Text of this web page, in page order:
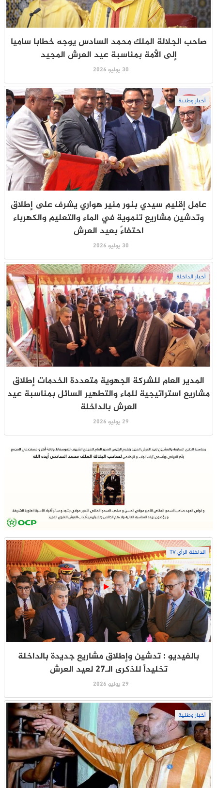
صاحب الجلالة الملك محمد السادس يوجه خطابا ساميا
إلى الأمة بمناسبة عيد العرش المجيد
30 يوليو 2026
أخبار وطنية
عامل إقليم سيدي بنور منير هواري يشرف على إطلاق
وتدشين مشاريع تنموية في الماء والتعليم والكهرباء
احتفاءً بعيد العرش
30 يوليو 2026
أخبار الداخلة
المدير العام للشركة الجهوية متعددة الخدمات إطلاق
مشاريع استراتيجية للماء والتطهير السائل بمناسبة عيد
العرش بالداخلة
29 يوليو 2026
الداخلة الرأي TV
بالفيديو : تدشين وإطلاق مشاريع جديدة بالداخلة
تخليداً للذكرى الـ27 لعيد العرش
29 يوليو 2026
أخبار وطنية